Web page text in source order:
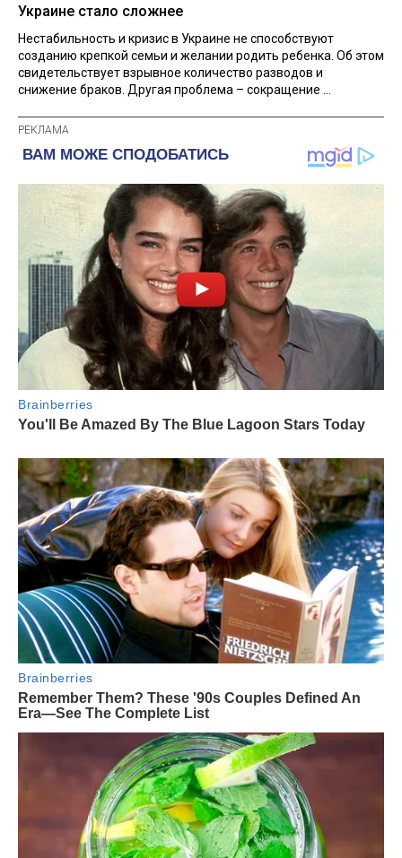
Украине стало сложнее
Нестабильность и кризис в Украине не способствуют
созданию крепкой семьи и желании родить ребенка. Об этом
свидетельствует взрывное количество разводов и
снижение браков. Другая проблема – сокращение ...